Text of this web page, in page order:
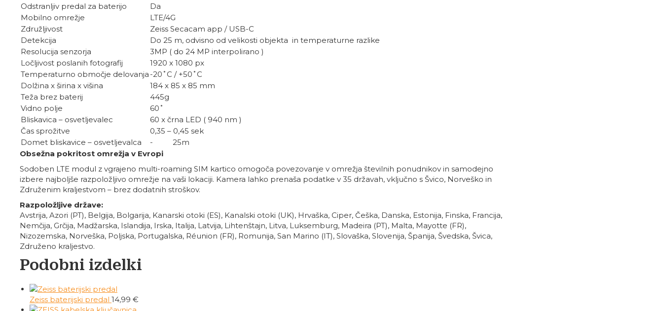
Odstranljiv predal za baterijo
Da
Mobilno omrežje
LTE/4G
Združljivost
Zeiss Secacam app / USB-C
Detekcija
Do 25 m, odvisno od velikosti objekta in temperaturne razlike
Resolucija senzorja
3MP ( do 24 MP interpolirano )
Ločljivost poslanih fotografij
1920 x 1080 px
Temperaturno območje delovanja -20˚C / +50˚C
Dolžina x širina x višina
184 x 85 x 85 mm
Teža brez baterij
445g
Vidno polje
60˚
Bliskavica – osvetljevalec
60 x črna LED ( 940 nm )
Čas sprožitve
0,35 – 0,45 sek
Domet bliskavice – osvetljevalca
- 25m
Obsežna pokritost omrežja v Evropi
Sodoben LTE modul z vgrajeno multi-roaming SIM kartico omogoča povezovanje v omrežja številnih ponudnikov in samodejno
izbere najboljše razpoložljivo omrežje na vaši lokaciji. Kamera lahko prenaša podatke v 35 državah, vključno s Švico, Norveško in
Združenim kraljestvom – brez dodatnih stroškov.
Razpoložljive države:
Avstrija, Azori (PT), Belgija, Bolgarija, Kanarski otoki (ES), Kanalski otoki (UK), Hrvaška, Ciper, Češka, Danska, Estonija, Finska, Francija,
Nemčija, Grčija, Madžarska, Islandija, Irska, Italija, Latvija, Lihtenštajn, Litva, Luksemburg, Madeira (PT), Malta, Mayotte (FR),
Nizozemska, Norveška, Poljska, Portugalska, Réunion (FR), Romunija, San Marino (IT), Slovaška, Slovenija, Španija, Švedska, Švica,
Združeno kraljestvo.
Podobni izdelki
Zeiss baterijski predal 14,99 €